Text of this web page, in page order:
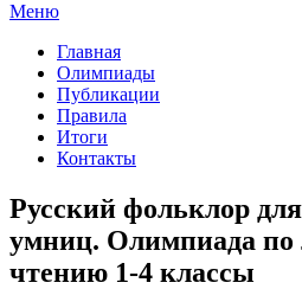
Меню
Главная
Олимпиады
Публикации
Правила
Итоги
Контакты
Русский фольклор
умниц. Олимпиада по
чтению 1-4 классы